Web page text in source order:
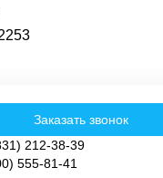
555-81-41
212-38-39
Заказать звонок